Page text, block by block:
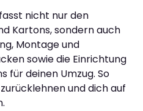
nicht nur den
Kartons, sondern auch
Montage und
sowie die Einrichtung
für deinen Umzug. So
und dich auf